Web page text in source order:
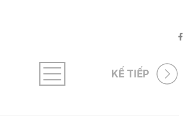
KẾ TIẾP